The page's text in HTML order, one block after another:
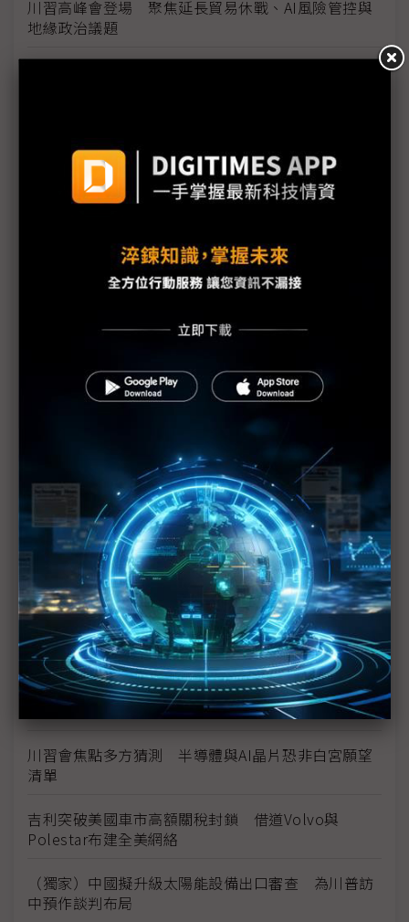
川習高峰會登場 聚焦延長貿易休戰、AI風險管控與
地緣政治議題
不只澳洲稀土 雙日評估寮國、柬埔寨與越南稀土投
歐盟評估加入矽盛世宣言 強化AI與半導體供應鏈安
北美貿易陷十字路口 加中EV協議暗添堵USMCA談
觀察：從川習會隨團美企名單 看川普外交口袋裡的
加拿大鬆綁中國電動車關稅 吉利Lotus率先出航、
Tesla疑「偷樑換柱」搶先降價
川普關稅違法啟動退款 已核發355億美元
川普全球關稅死裡逃生 聯邦法院暫維持10%關稅徵
收
美國商會示警中國產業政策衝擊擴大 G7恐流失
6,500億美元製造產值
川普10%全球關稅遭裁違法 美國政府提緊急申請力
保談判籌碼至7月
川習會焦點多方猜測 半導體與AI晶片恐非白宮願望
清單
吉利突破美國車市高額關稅封鎖 借道Volvo與
Polestar布建全美網絡
（獨家）中國擬升級太陽能設備出口審查 為川普訪
中預作談判布局